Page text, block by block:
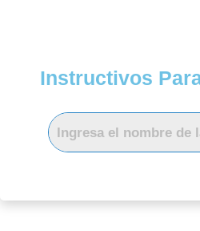
Instructivos